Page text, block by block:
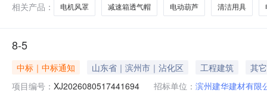
相关产品：
电机风罩 减速箱透气帽 电动葫芦 清洁用具
8-5
中标｜中标通知 山东省｜滨州市｜沾化区 工程建筑
其它
项目编号： XJ2026080517441694 招标单位： 滨州建华建材有限